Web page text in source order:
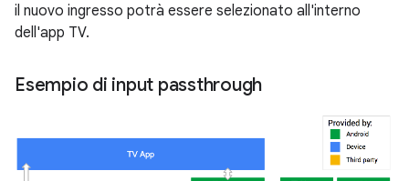
il nuovo ingresso potrà essere selezionato all'interno
dell'app TV.
Esempio di input passthrough